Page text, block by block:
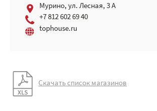
Мурино, ​ул. Лесная, 3 А
+7 812 602 69 40
tophouse.ru
Скачать список магазинов